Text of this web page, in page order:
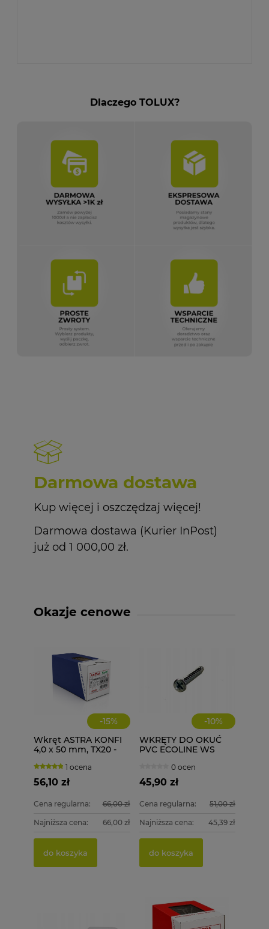
Dlaczego TOLUX?
Darmowa dostawa
Kup więcej i oszczędzaj więcej!
Darmowa dostawa (Kurier InPost)
już od 1 000,00 zł.
Okazje cenowe
-15%
Wkręt ASTRA KONFI
4,0 x 50 mm, TX20 -
1 ocena
56,10 zł
Cena regularna: 66,00 zł
Najniższa cena: 66,00 zł
do koszyka
-10%
WKRĘTY DO OKUĆ
PVC ECOLINE WS
0 ocen
45,90 zł
Cena regularna: 51,00 zł
Najniższa cena: 45,39 zł
do koszyka